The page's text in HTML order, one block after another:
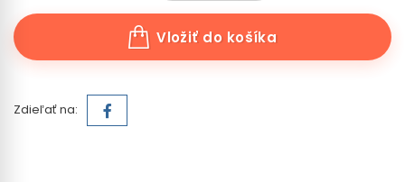
Vložiť do košíka
Zdieľať na: